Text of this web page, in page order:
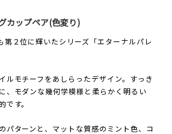
カップペア(色変り)
第２位に輝いたシリーズ「エターナルパレ
ルモチーフをあしらったデザイン。すっき
、モダンな幾何学模様と柔らかく明るい
です。
パターンと、マットな質感のミント色、コ